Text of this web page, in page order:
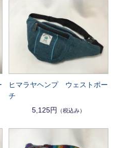
ヒマラヤヘンプ ウェストポー
チ
5,125円
（税込み）